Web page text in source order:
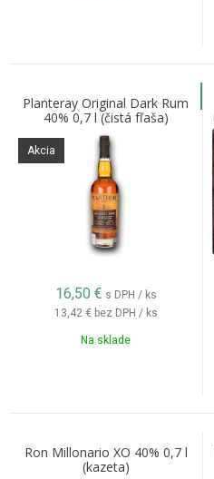
Planteray Original Dark Rum
40% 0,7 l (čistá fľaša)
Akcia
16,50 € s DPH / ks
13,42 € bez DPH / ks
Na sklade
Ron Millonario XO 40% 0,7 l
(kazeta)